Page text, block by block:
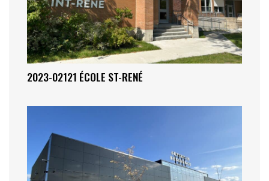
2023-02121 ÉCOLE ST-RENÉ